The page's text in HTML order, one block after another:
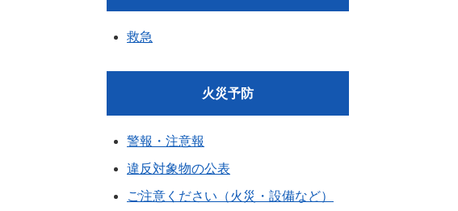
救急
火災予防
警報・注意報
違反対象物の公表
ご注意ください（火災・設備など）